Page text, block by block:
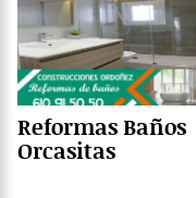
Reformas Baños
Orcasitas